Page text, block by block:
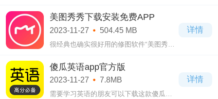
呢?这个问题，小编觉得悦动圈app正版下
载安装是给出了相当不错的答卷的，作
美图秀秀下载安装免费APP
2023-11-27 504.45 MB
很经典也确实很好用的修图软件“美图秀秀
进，会不断地根据用户的使用反馈，根据
当下的热门潮流来不断地新增不断地完善
自己的
详情
傻瓜英语app官方版
2023-11-27 7.8MB
需要学习英语的朋友可以下载这款傻瓜英
详情